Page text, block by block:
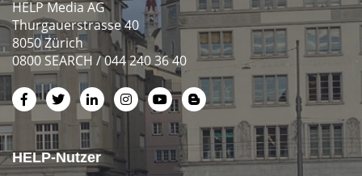
HELP Media AG
Thurgauerstrasse 40
8050 Zürich
0800 SEARCH / 044 240 36 40
HELP-Nutzer